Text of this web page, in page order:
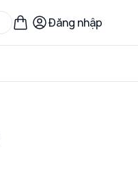
Đăng nhập